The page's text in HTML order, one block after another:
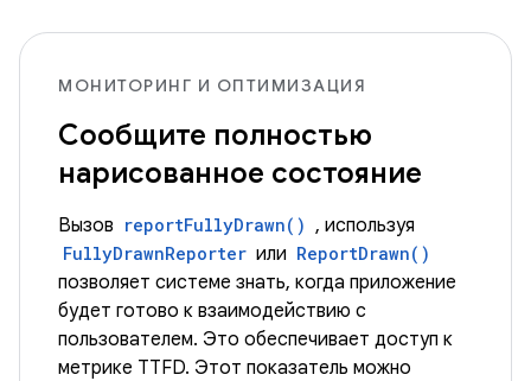
МОНИТОРИНГ И ОПТИМИЗАЦИЯ
Сообщите полностью
нарисованное состояние
Вызов reportFullyDrawn() , используя
FullyDrawnReporter или ReportDrawn()
позволяет системе знать, когда приложение
будет готово к взаимодействию с
пользователем. Это обеспечивает доступ к
метрике TTFD. Этот показатель можно